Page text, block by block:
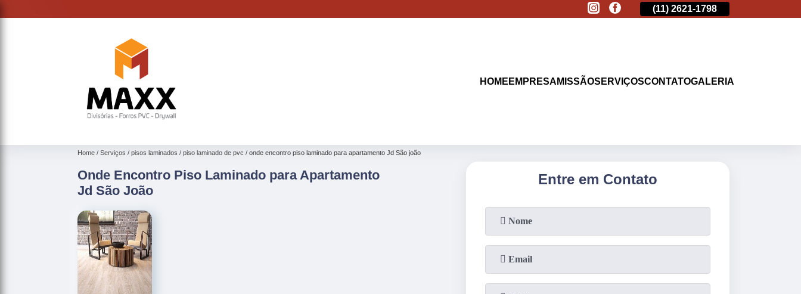
2513-9132 (11)2621-1798
HOME EMPRESA MISSÃOSERVIÇOSCONTATOGALERIA
Home Serviços pisos laminados piso laminado de pvc onde encontro piso laminado para apartamento Jd São joão
Onde Encontro Piso Laminado para Apartamento
Jd São João
Entre em Contato